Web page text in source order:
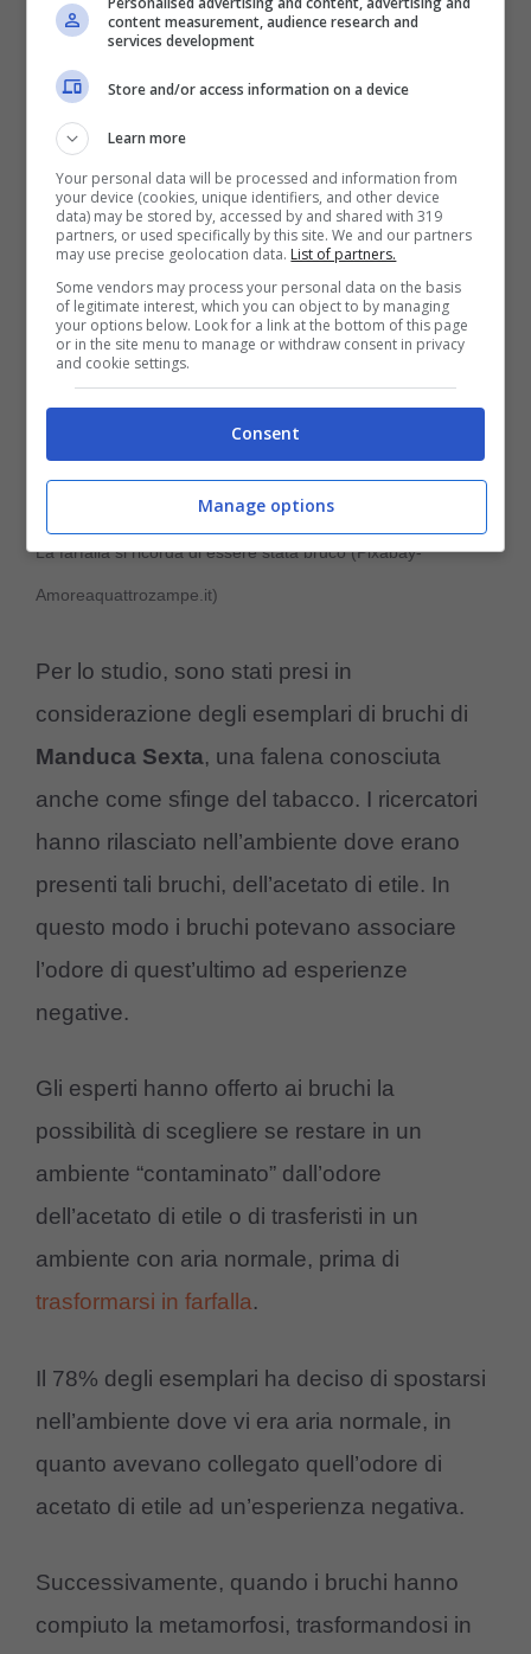
non venivano sostituiti nel momento in cui
questi diventavano farfalle? Come hanno
fatto a capire che
resta uguale anche quando diventa
farfalla?
La farfalla si ricorda di essere stata bruco (Pixabay-
Amoreaquattrozampe.it)
Per lo studio, sono stati presi in
considerazione degli esemplari di bruchi di
Manduca Sexta, una falena conosciuta
anche come sfinge del tabacco. I ricercatori
hanno rilasciato nell’ambiente dove erano
presenti tali bruchi, dell’acetato di etile. In
questo modo i bruchi potevano associare
l’odore di quest’ultimo ad esperienze
negative.
Gli esperti hanno offerto ai bruchi la
possibilità di scegliere se restare in un
ambiente “contaminato” dall’odore
dell’acetato di etile o di trasferisti in un
ambiente con aria normale, prima di
trasformarsi in farfalla.
Il 78% degli esemplari ha deciso di spostarsi
nell’ambiente dove vi era aria normale, in
quanto avevano collegato quell’odore di
acetato di etile ad un’esperienza negativa.
Successivamente, quando i bruchi hanno
compiuto la metamorfosi, trasformandosi in
content measurement, audience research and
services development
Store and/or access information on a device
Learn more
Your personal data will be processed and information from
your device (cookies, unique identifiers, and other device
data) may be stored by, accessed by and shared with 319
partners, or used specifically by this site. We and our partners
may use precise geolocation data. List of partners.
Some vendors may process your personal data on the basis
of legitimate interest, which you can object to by managing
your options below. Look for a link at the bottom of this page
or in the site menu to manage or withdraw consent in privacy
and cookie settings.
Consent
Manage options